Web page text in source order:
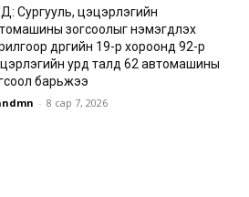
Сургууль, цэцэрлэгийн
зогсоолыг нэмэгдүүлэх
дүүргийн 19-р хороонд 92-р
урд талд 62 автомашины
барьжээ
- 8 сар 7, 2026